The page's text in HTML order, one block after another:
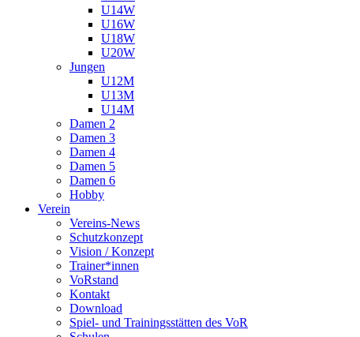
U14W
U16W
U18W
U20W
Jungen
U12M
U13M
U14M
Damen 2
Damen 3
Damen 4
Damen 5
Damen 6
Hobby
Verein
Vereins-News
Schutzkonzept
Vision / Konzept
Trainer*innen
VoRstand
Kontakt
Download
Spiel- und Trainingsstätten des VoR